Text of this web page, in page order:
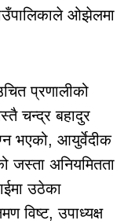
ओझेलमा
प्रणालीको
चन्द्र बहादुर
भएको, आयुर्वेदीक
जस्ता अनियमितता
उठेका
विष्ट, उपाध्यक्ष